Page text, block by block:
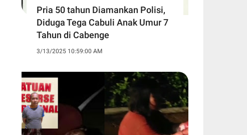
Pria 50 tahun Diamankan Polisi,
Diduga Tega Cabuli Anak Umur 7
Tahun di Cabenge
3/13/2025 10:59:00 AM